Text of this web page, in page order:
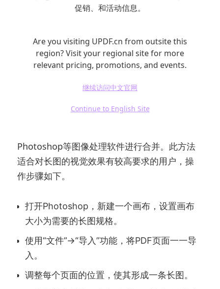
促销、和活动信息。
Are you visiting UPDF.cn from outsite this
region? Visit your regional site for more
relevant pricing, promotions, and events.
继续访问中文官网
Continue to English Site
Photoshop等图像处理软件进行合并。此方法
适合对长图的视觉效果有较高要求的用户，操
作步骤如下。
打开Photoshop，新建一个画布，设置画布
大小为需要的长图规格。
使用“文件”→“导入”功能，将PDF页面一一导
入。
调整每个页面的位置，使其形成一条长图。